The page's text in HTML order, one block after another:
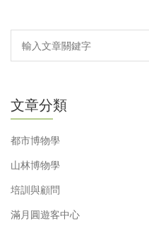
文章分類
都市博物學
山林博物學
培訓與顧問
滿月圓遊客中心